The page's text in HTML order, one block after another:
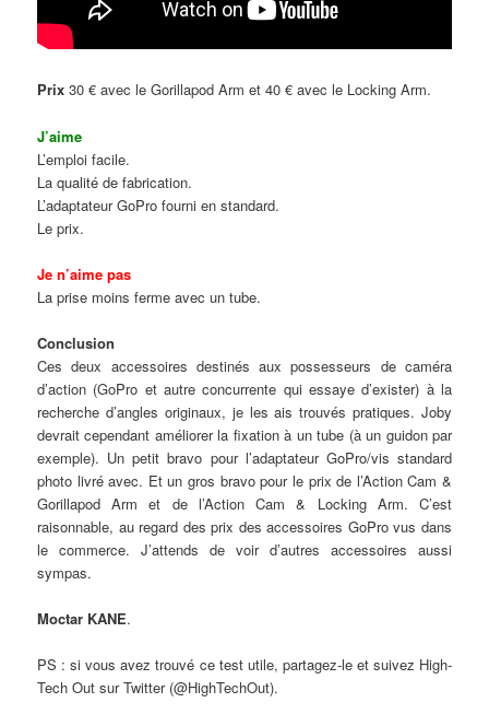
Prix 30 € avec le Gorillapod Arm et 40 € avec le Locking Arm.
J’aime
L’emploi facile.
La qualité de fabrication.
L’adaptateur GoPro fourni en standard.
Le prix.
Je n’aime pas
La prise moins ferme avec un tube.
Conclusion
Ces deux accessoires destinés aux possesseurs de caméra
d’action (GoPro et autre concurrente qui essaye d’exister) à la
recherche d’angles originaux, je les ais trouvés pratiques. Joby
devrait cependant améliorer la fixation à un tube (à un guidon par
exemple). Un petit bravo pour l’adaptateur GoPro/vis standard
photo livré avec. Et un gros bravo pour le prix de l’Action Cam &
Gorillapod Arm et de l’Action Cam & Locking Arm. C’est
raisonnable, au regard des prix des accessoires GoPro vus dans
le commerce. J’attends de voir d’autres accessoires aussi
sympas.
Moctar KANE.
PS : si vous avez trouvé ce test utile, partagez-le et suivez High-
Tech Out sur Twitter (@HighTechOut).